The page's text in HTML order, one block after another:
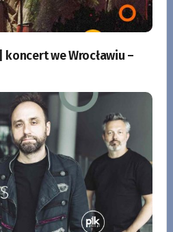
we Wrocławiu –